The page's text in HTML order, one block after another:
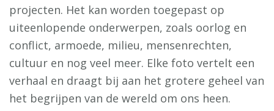
projecten. Het kan worden toegepast op
uiteenlopende onderwerpen, zoals oorlog en
conflict, armoede, milieu, mensenrechten,
cultuur en nog veel meer. Elke foto vertelt een
verhaal en draagt bij aan het grotere geheel van
het begrijpen van de wereld om ons heen.